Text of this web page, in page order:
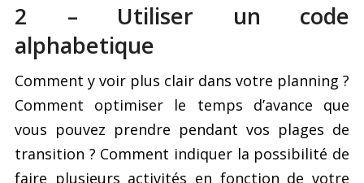
2 – Utiliser un code
alphabetique
Comment y voir plus clair dans votre planning ?
Comment optimiser le temps d’avance que
vous pouvez prendre pendant vos plages de
transition ? Comment indiquer la possibilité de
faire plusieurs activités en fonction de votre